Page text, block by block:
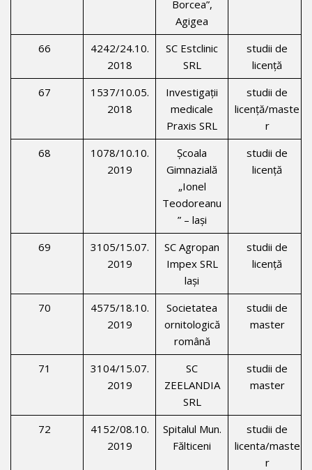
Borcea”,
Agigea
66
4242/24.10.
2018
SC Estclinic
SRL
studii de
licenţă
67
1537/10.05.
2018
Investigaţii
medicale
Praxis SRL
studii de
licenţă/maste
r
68
1078/10.10.
2019
Şcoala
Gimnazială
„Ionel
Teodoreanu
” – laşi
studii de
licenţă
69
3105/15.07.
2019
SC Agropan
Impex SRL
laşi
studii de
licenţă
70
4575/18.10.
2019
Societatea
ornitologică
română
studii de
master
71
3104/15.07.
2019
SC
ZEELANDIA
SRL
studii de
master
72
4152/08.10.
2019
Spitalul Mun.
Fălticeni
studii de
licenta/maste
r